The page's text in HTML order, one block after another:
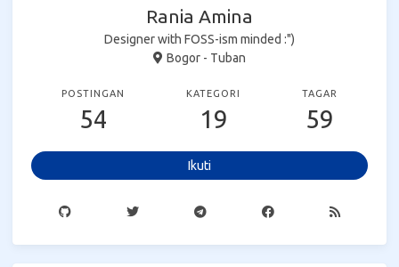
Rania Amina
Designer with FOSS-ism minded :")
Bogor - Tuban
POSTINGAN
54
KATEGORI
19
TAGAR
59
Ikuti